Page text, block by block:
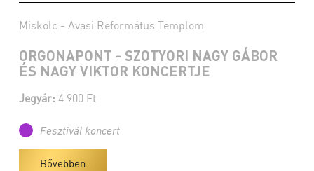
Miskolc - Avasi Református Templom
ORGONAPONT - SZOTYORI NAGY GÁBOR
ÉS NAGY VIKTOR KONCERTJE
Jegyár: 4 900 Ft
Fesztivál koncert
Bővebben